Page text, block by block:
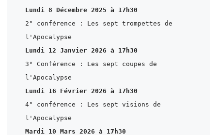
2° conférence : Les sept trompettes de
3° Conférence : Les sept coupes de
4° conférence : Les sept visions de